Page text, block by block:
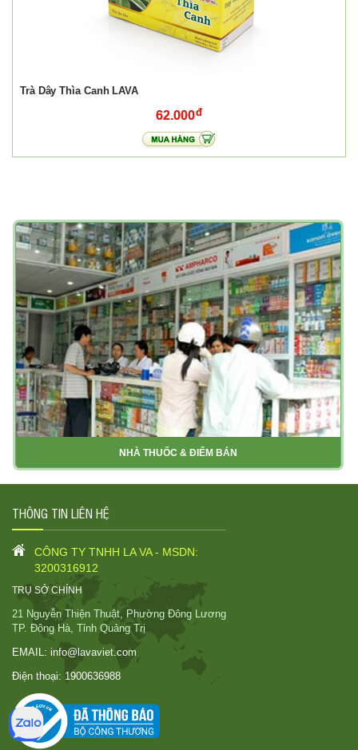
Trà Dây Thìa Canh LAVA
62.000
NHÀ THUỐC & ĐIỂM BÁN
THÔNG TIN LIÊN HỆ
CÔNG TY TNHH LA VA - MSDN:
3200316912
TRỤ SỞ CHÍNH
21 Nguyễn Thiện Thuật, Phường Đông Lương
TP. Đông Hà, Tỉnh Quảng Trị
EMAIL: info@lavaviet.com
Điện thoại: 1900636988